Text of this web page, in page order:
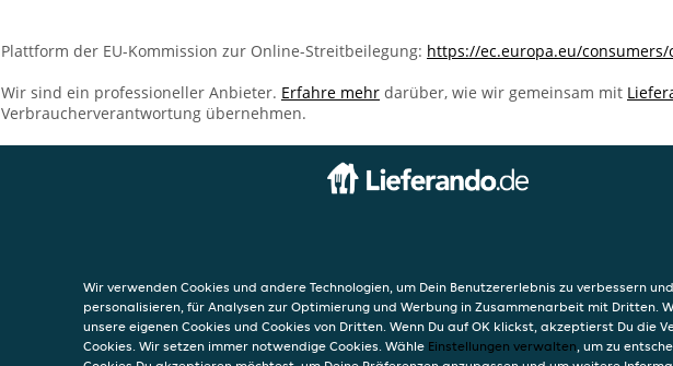
Plattform der EU-Kommission zur Online-Streitbeilegung: https://ec.europa.eu/
Wir sind ein professioneller Anbieter. Erfahre mehr darüber, wie wir gemeinsam mit
Verbraucherverantwortung übernehmen.
Theresienstraße 7
04129 Leipzig
Wir verwenden Cookies und andere Technologien, um Dein Benutzererlebnis zu verbessern
personalisieren, für Analysen zur Optimierung und Werbung in Zusammenarbeit mit Dritten.
unsere eigenen Cookies und Cookies von Dritten. Wenn Du auf OK klickst, akzeptierst Du die
Cookies. Wir setzen immer notwendige Cookies. Wähle Einstellungen verwalten, um zu